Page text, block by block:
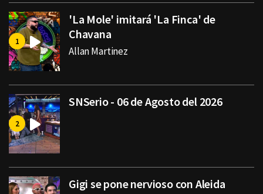
'La Mole' imitará 'La Finca' de
Chavana
Allan Martinez
SNSerio - 06 de Agosto del 2026
Gigi se pone nervioso con Aleida